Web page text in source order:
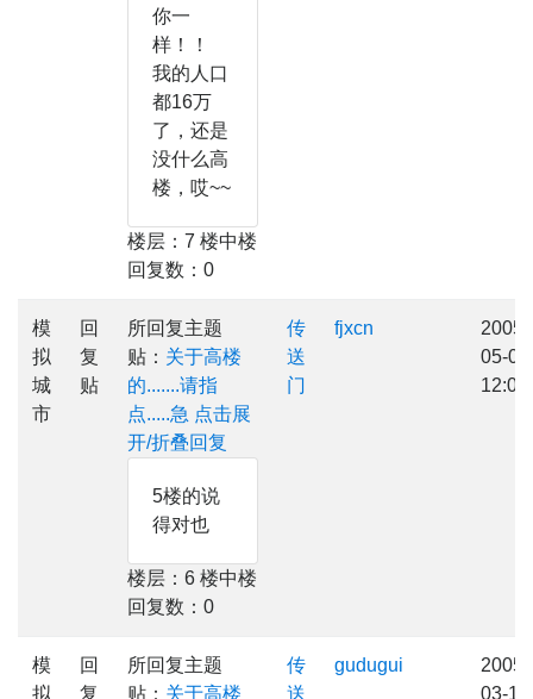
你一
样！！
我的人口
都16万
了，还是
没什么高
楼，哎~~
楼层：7 楼中楼
回复数：0
模
拟
城
市
回
复
贴
所回复主题
贴： 关于高楼
的.......请指
点.....急 点击展
开/折叠回复
5楼的说
得对也
楼层：6 楼中楼
回复数：0
传
送
门
fjxcn
2005-
05-07
12:07
模
拟
回
复
所回复主题
贴： 关于高楼
传
送
gudugui
2005-
03-16